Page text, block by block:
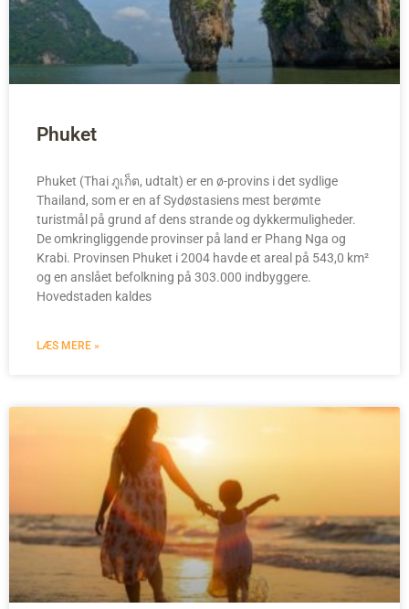
Phuket
Phuket (Thai ภูเก็ต, udtalt) er en ø-provins i det sydlige
Thailand, som er en af Sydøstasiens mest berømte
turistmål på grund af dens strande og dykkermuligheder.
De omkringliggende provinser på land er Phang Nga og
Krabi. Provinsen Phuket i 2004 havde et areal på 543,0 km²
og en anslået befolkning på 303.000 indbyggere.
Hovedstaden kaldes
LÆS MERE »